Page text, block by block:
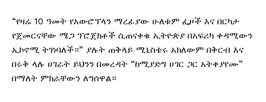
“የዛሬ 10 ዓመት የአውሮፕላን ማረፊያው ሁለቱም ፌዞች እና በርካታ
የጀመርናቸው ሜጋ ፕሮጀክቶች ሲጠናቀቁ ኢትዮጵያ በአፍሪካ ቀዳሚውን
ኢኮኖሚ ትገነባለች።” ያሉት ጠቅላይ ሚኒስቴሩ አክለውም በቅርብ እና
በሩቅ ላሉ ሀገራት ይህንን በመረዳት “ከሚያድግ ሀገር ጋር አትቀያየሙ”
በማለት ምክራቸውን ለግሰዋል።